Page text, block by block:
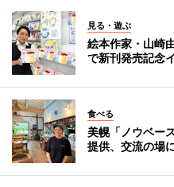
見る・遊ぶ
絵本作家・山崎
で新刊発売記念
食べる
美幌「ノウベー
提供、交流の場